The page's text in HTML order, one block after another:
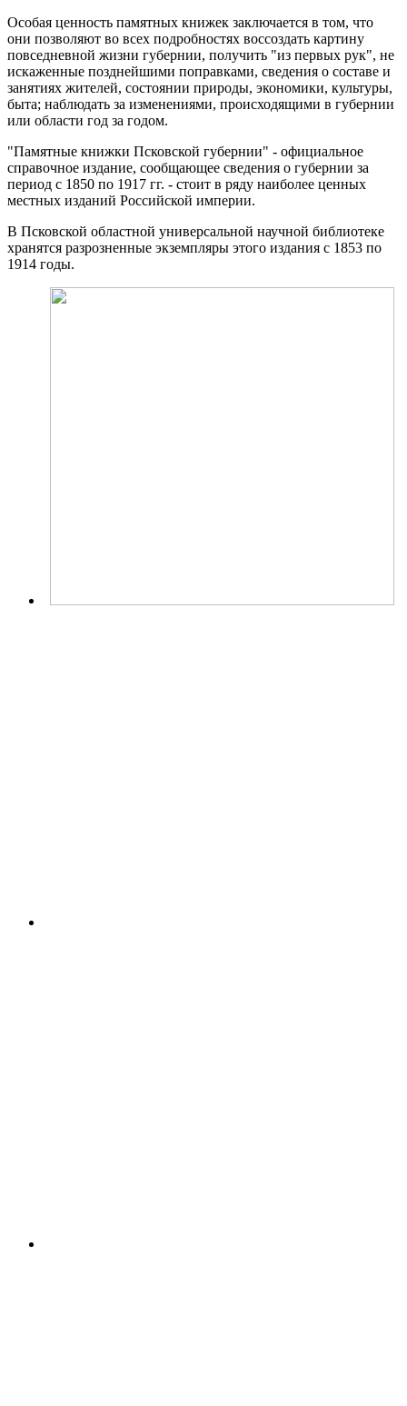
Особая ценность памятных книжек заключается в том, что
они позволяют во всех подробностях воссоздать картину
повседневной жизни губернии, получить "из первых рук", не
искаженные позднейшими поправками, сведения о составе и
занятиях жителей, состоянии природы, экономики, культуры,
быта; наблюдать за изменениями, происходящими в губернии
или области год за годом.
"Памятные книжки Псковской губернии" - официальное
справочное издание, сообщающее сведения о губернии за
период с 1850 по 1917 гг. - стоит в ряду наиболее ценных
местных изданий Российской империи.
В Псковской областной универсальной научной библиотеке
хранятся разрозненные экземпляры этого издания с 1853 по
1914 годы.